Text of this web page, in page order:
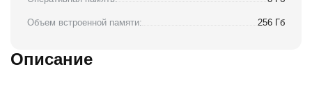
Объем встроенной памяти: 256 Гб
Описание